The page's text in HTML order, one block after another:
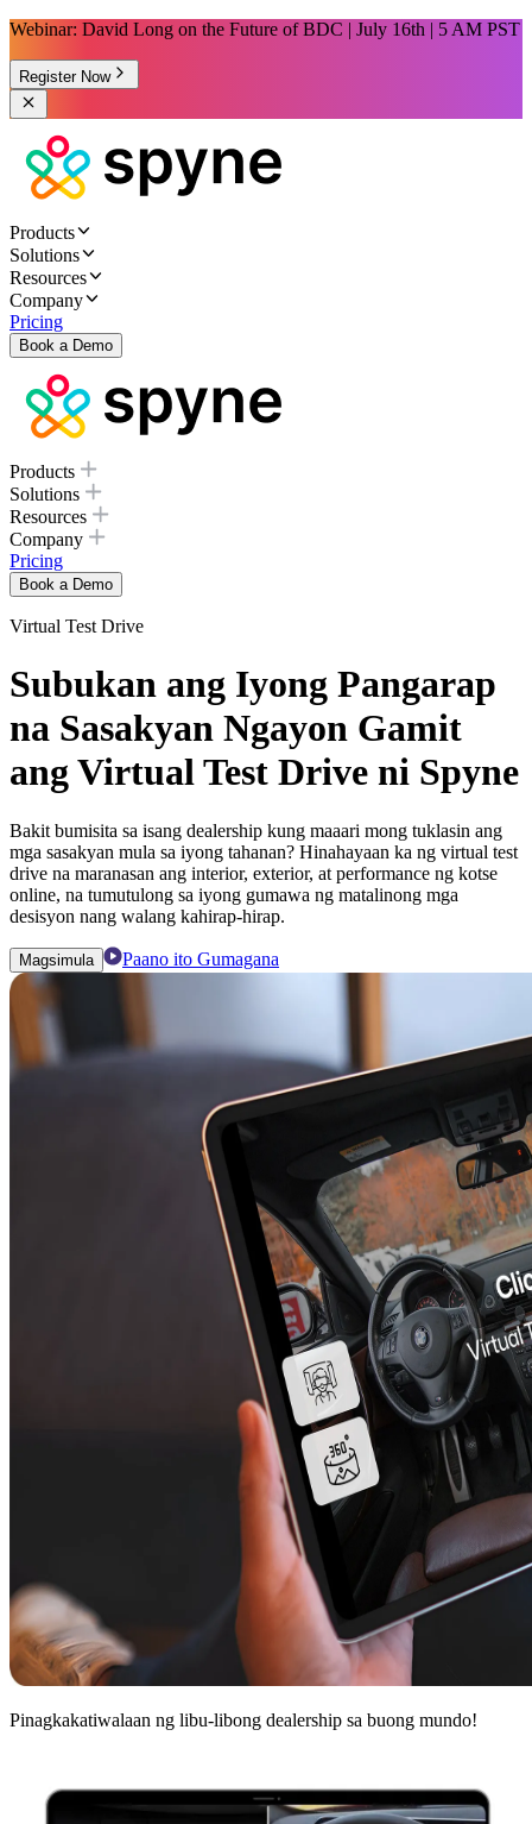
Webinar: David Long on the Future of BDC | July 16th | 5 AM PST
Register Now
Products
Solutions
Resources
Company
Pricing
Book a Demo
Products
Solutions
Resources
Company
Pricing
Book a Demo
Virtual Test Drive
Subukan ang Iyong Pangarap
na Sasakyan Ngayon Gamit
ang Virtual Test Drive ni Spyne
Bakit bumisita sa isang dealership kung maaari mong tuklasin ang
mga sasakyan mula sa iyong tahanan? Hinahayaan ka ng virtual test
drive na maranasan ang interior, exterior, at performance ng kotse
online, na tumutulong sa iyong gumawa ng matalinong mga
desisyon nang walang kahirap-hirap.
Magsimula Paano ito Gumagana
Pinagkakatiwalaan ng libu-libong dealership sa buong mundo!